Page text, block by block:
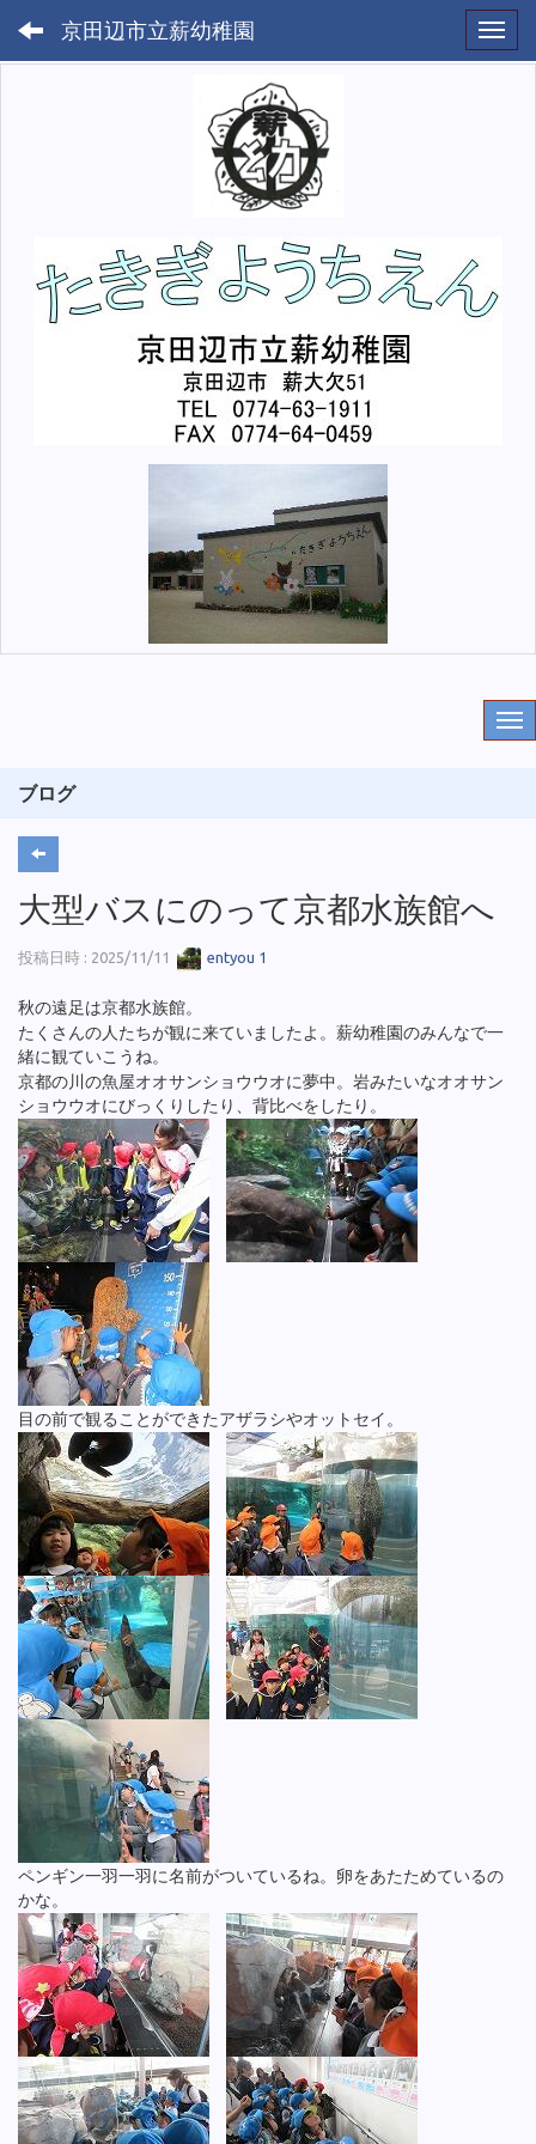
京田辺市立薪幼稚園
ブログ
大型バスにのって京都水族館へ
投稿日時 : 2025/11/11 entyou 1
秋の遠足は京都水族館。
たくさんの人たちが観に来ていましたよ。薪幼稚園のみんなで一
緒に観ていこうね。
京都の川の魚屋オオサンショウウオに夢中。岩みたいなオオサン
ショウウオにびっくりしたり、背比べをしたり。
目の前で観ることができたアザラシやオットセイ。
ペンギン一羽一羽に名前がついているね。卵をあたためているの
かな。